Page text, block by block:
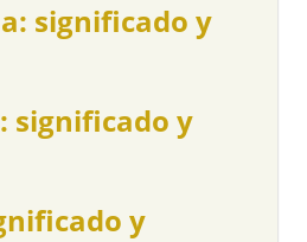
significado y
significado y
y